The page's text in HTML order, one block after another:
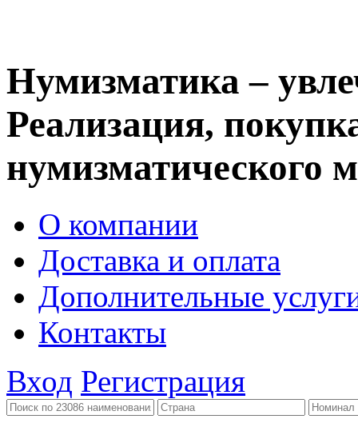
Нумизматика –
Реализация,
нумизматического
О компании
Доставка и оплата
Дополнительные
Контакты
Вход Регистрация